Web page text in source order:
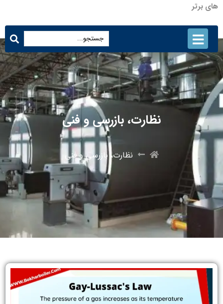
های برتر
نظارت، بازرسی و فنی
نظارت، بازرسی و فنی